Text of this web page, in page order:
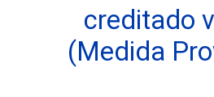
creditado
(Medida